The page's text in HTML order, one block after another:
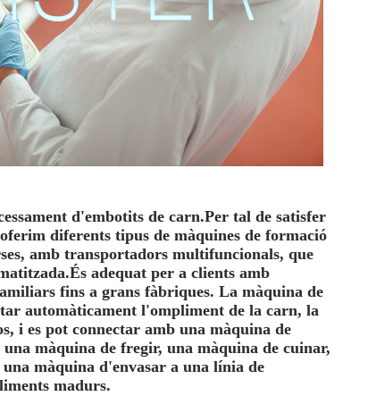
d'embotits de carn.Per tal de satisfer
diferents tipus de màquines de formació
amb transportadors multifuncionals, que
adequat per a clients amb
fins a grans fàbriques. La màquina de
automàticament l'ompliment de la carn, la
i es pot connectar amb una màquina de
màquina de fregir, una màquina de cuinar,
màquina d'envasar a una línia de
madurs.